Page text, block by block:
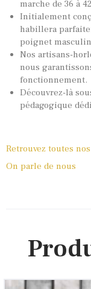
marche de 36 à
Initialement
habillera
poignet
Nos artisans-
nous
fonctionnement.
Découvrez-là
pédagogique
Retrouvez toutes
On parle de nous